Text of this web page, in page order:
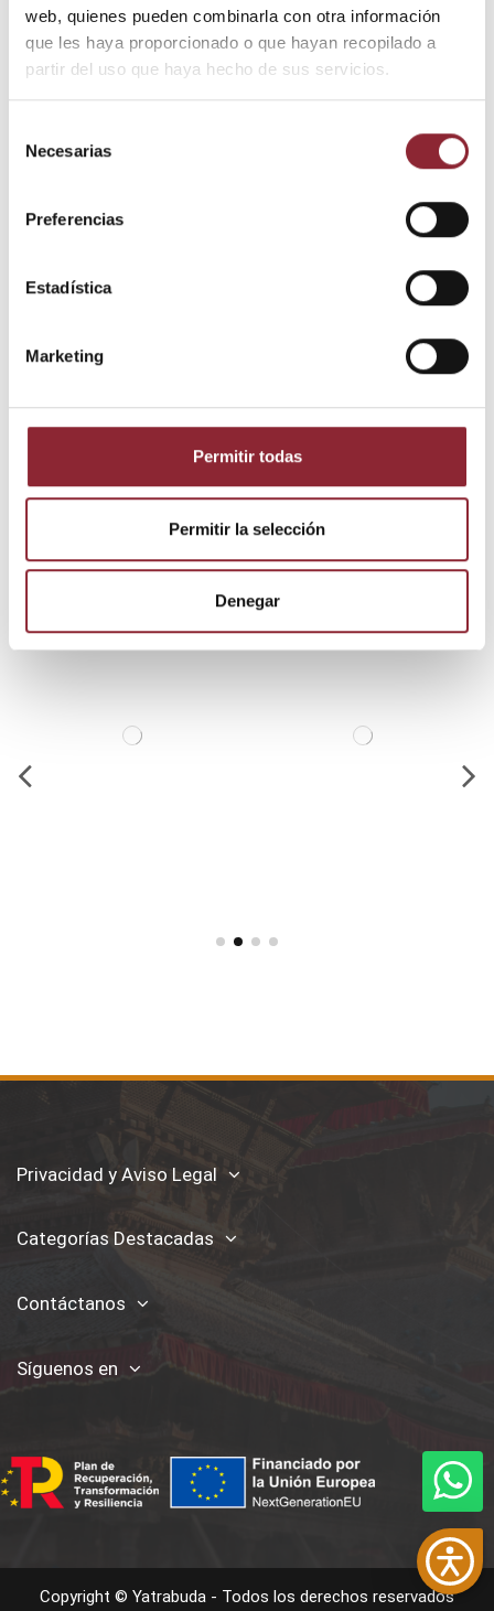
web, quienes pueden combinarla con otra información
que les haya proporcionado o que hayan recopilado a
partir del uso que haya hecho de sus servicios.
Necesarias
Preferencias
Estadística
Marketing
Permitir todas
Permitir la selección
Denegar
DESCUBRE NUESTRA TIENDA FÍSICA
Estado Nuevo
Los clientes que adquirieron este
producto también compraron:
Privacidad y Aviso Legal
Categorías Destacadas
Contáctanos
Síguenos en
Copyright © Yatrabuda - Todos los derechos reservados